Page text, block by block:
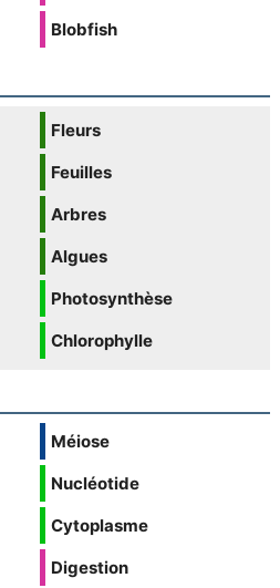
Blobfish
Fleurs
Feuilles
Arbres
Algues
Photosynthèse
Chlorophylle
Méiose
Nucléotide
Cytoplasme
Digestion